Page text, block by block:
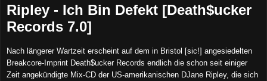
Ripley - Ich Bin Defekt [Death$ucker
Records 7.0]
Nach längerer Wartzeit erscheint auf dem in Bristol [sic!] angesiedelten
Breakcore-Imprint Death$ucker Records endlich die schon seit einiger
Zeit angekündigte Mix-CD der US-amerikanischen DJane Ripley, die sich